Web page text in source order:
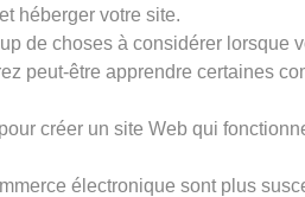
héberger votre site.
de choses à considérer lorsque
peut-être apprendre certaines
créer un site Web qui
électronique sont plus